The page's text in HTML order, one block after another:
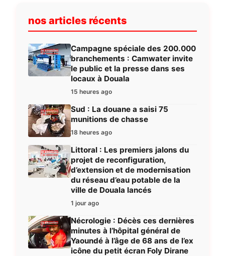
nos articles récents
Campagne spéciale des 200.000
branchements : Camwater invite
le public et la presse dans ses
locaux à Douala
15 heures ago
Sud : La douane a saisi 75
munitions de chasse
18 heures ago
Littoral : Les premiers jalons du
projet de reconfiguration,
d’extension et de modernisation
du réseau d’eau potable de la
ville de Douala lancés
1 jour ago
Nécrologie : Décès ces dernières
minutes à l’hôpital général de
Yaoundé à l’âge de 68 ans de l’ex
icône du petit écran Foly Dirane